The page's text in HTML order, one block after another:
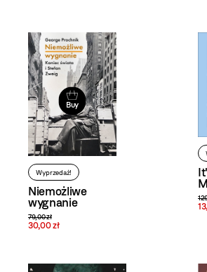
Buy
Wyprzedaż!
Niemożliwe
wygnanie
79,00 zł
30,00 zł